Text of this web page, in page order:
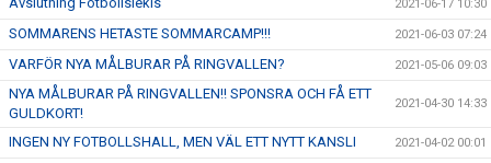
2021-06-17 10:30
SOMMARENS HETASTE SOMMARCAMP!!! 2021-06-03 07:24
VARFÖR NYA MÅLBURAR PÅ RINGVALLEN? 2021-05-06 09:03
NYA MÅLBURAR PÅ RINGVALLEN!! SPONSRA OCH FÅ ETT
GULDKORT!
2021-04-30 14:33
INGEN NY FOTBOLLSHALL, MEN VÄL ETT NYTT KANSLI 2021-04-02 00:01